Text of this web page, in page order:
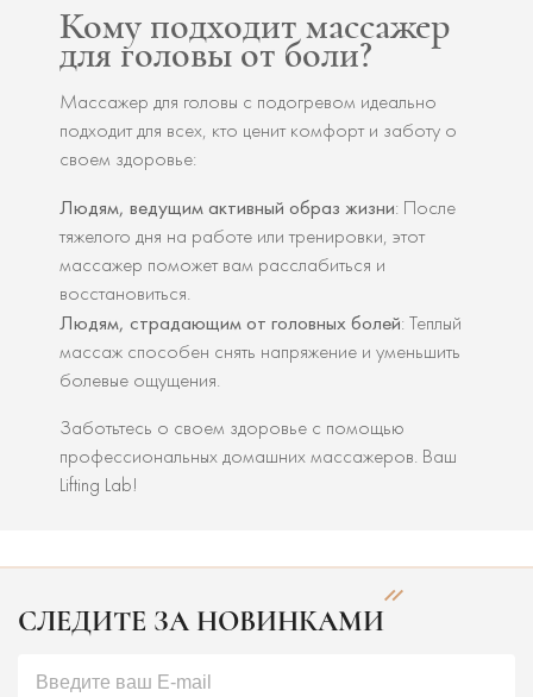
Кому подходит массажер
для головы от боли?
Массажер для головы с подогревом идеально
подходит для всех, кто ценит комфорт и заботу о
своем здоровье:
Людям, ведущим активный образ жизни: После
тяжелого дня на работе или тренировки, этот
массажер поможет вам расслабиться и
восстановиться.
Людям, страдающим от головных болей: Теплый
массаж способен снять напряжение и уменьшить
болевые ощущения.
Заботьтесь о своем здоровье с помощью
профессиональных домашних массажеров. Ваш
Lifting Lab!
СЛЕДИТЕ ЗА НОВИНКАМИ